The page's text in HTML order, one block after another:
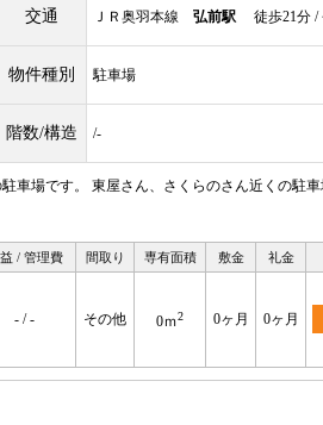
交通 ＪＲ奥羽本線 弘前駅 徒歩21分 /
物件種別 駐車場
階数/構造 /-
車場です。 東屋さん、さくらのさん近くの駐
/ 管理費 間取り 専有面積 敷金 礼金
- / - その他 0ｍ2 0ヶ月 0ヶ月